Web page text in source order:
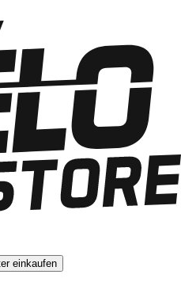
einkaufen